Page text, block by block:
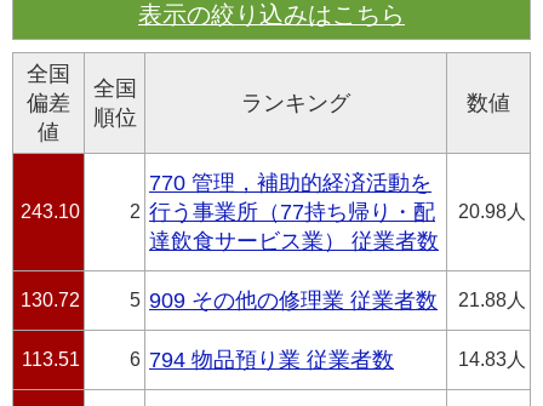
表示の絞り込みはこちら
全国
偏差
値
全国
順位
ランキング 数値
243.10 2
770 管理，補助的経済活動を
行う事業所（77持ち帰り・配
達飲食サービス業） 従業者数
20.98人
130.72 5 909 その他の修理業 従業者数 21.88人
113.51 6 794 物品預り業 従業者数 14.83人